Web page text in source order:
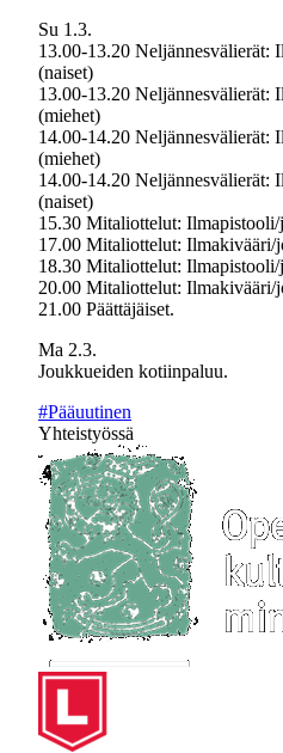
Su 1.3.
13.00-13.20 Neljännesvälierät:
(naiset)
13.00-13.20 Neljännesvälierät:
(miehet)
14.00-14.20 Neljännesvälierät:
(miehet)
14.00-14.20 Neljännesvälierät:
(naiset)
15.30 Mitaliottelut:
17.00 Mitaliottelut:
18.30 Mitaliottelut:
20.00 Mitaliottelut: Ilmakivääri/
21.00 Päättäjäiset.
Ma 2.3.
Joukkueiden kotiinpaluu.
#Pääuutinen
Yhteistyössä